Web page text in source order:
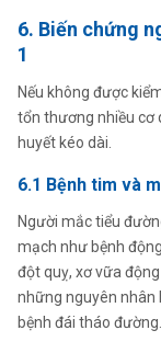
6. Biến chứng
1
Nếu không được
tổn thương nhiều cơ
huyết kéo dài.
6.1 Bệnh tim và
Người mắc tiểu
mạch như bệnh
đột quỵ, xơ vữa
những nguyên nhân
bệnh đái tháo đường.